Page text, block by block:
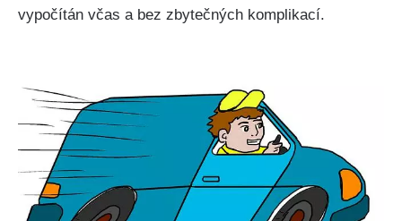
vypočítán včas a bez zbytečných komplikací.